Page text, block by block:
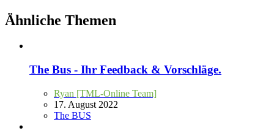
Ähnliche Themen
The Bus - Ihr Feedback & Vorschläge.
Ryan [TML-Online Team]
17. August 2022
The BUS